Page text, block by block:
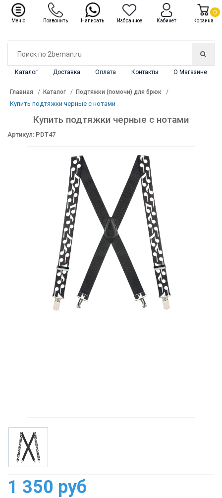
Каталог Доставка Оплата Контакты О Магазине
Каталог ✖
Главная Каталог Подтяжки (помочи) для брюк
Купить подтяжки черные с нотами
Купить подтяжки черные с нотами
Артикул: PDT47
1 350 руб
Меню Позвонить Написать Избранное Кабинет Корзина
0